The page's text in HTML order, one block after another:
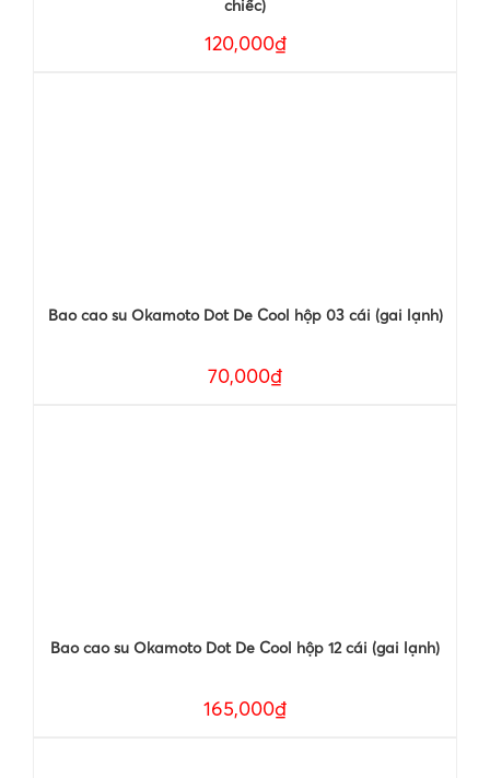
chiếc)
120,000₫
Bao cao su Okamoto Dot De Cool hộp 03 cái (gai lạnh)
70,000₫
Bao cao su Okamoto Dot De Cool hộp 12 cái (gai lạnh)
165,000₫